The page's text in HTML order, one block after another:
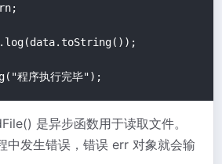
是异步函数用于读取文件。
中发生错误，错误 err 对象就会输